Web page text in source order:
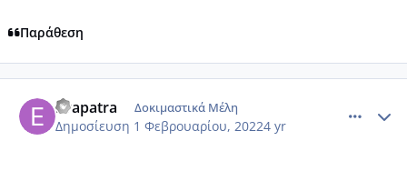
Παράθεση
Evapatra Δοκιμαστικά Μέλη
Δημοσίευση 1 Φεβρουαρίου, 20224 yr